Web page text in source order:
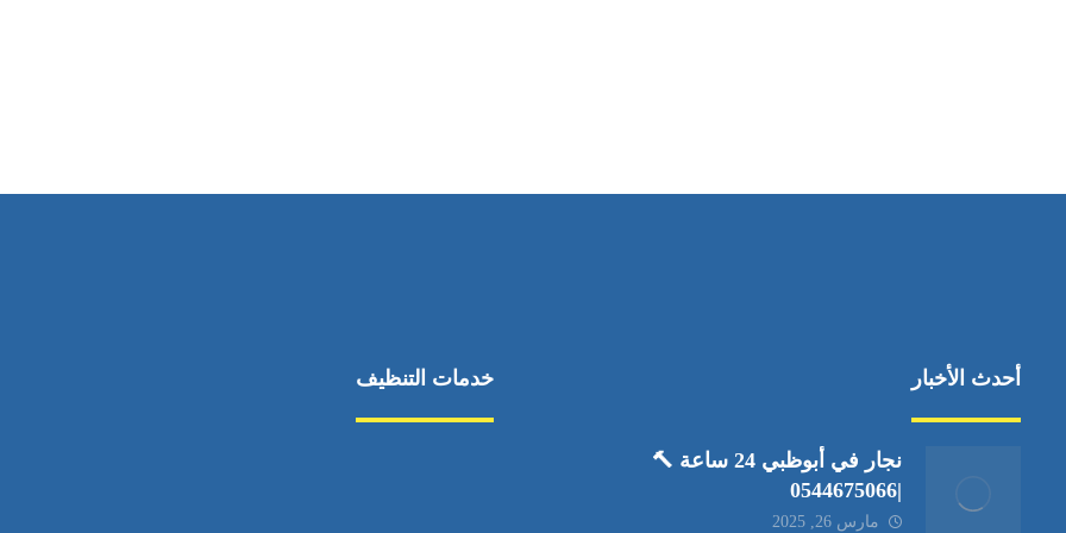
أحدث الأخبار
نجار في أبوظبي 24 ساعة 🔨
|0544675066
مارس 26, 2025
خدمات التنظيف